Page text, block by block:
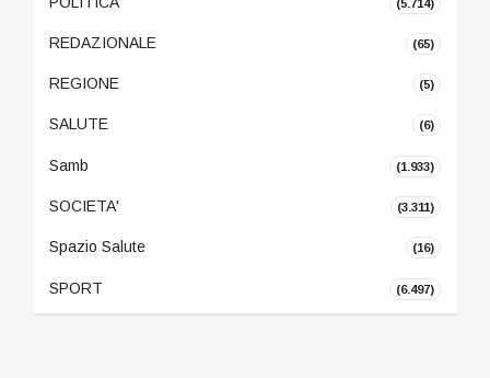
(5.714)
REDAZIONALE (65)
REGIONE (5)
SALUTE (6)
Samb (1.933)
SOCIETA' (3.311)
Spazio Salute (16)
SPORT (6.497)